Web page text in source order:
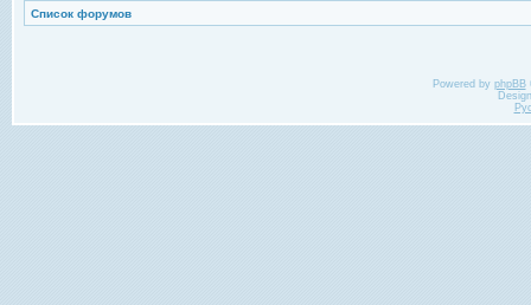
Список форумов
Powered by phpBB